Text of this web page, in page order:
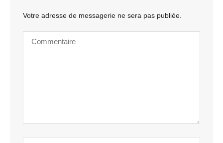
Votre adresse de messagerie ne sera pas publiée.